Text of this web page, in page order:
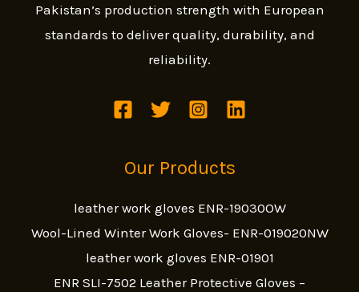
Pakistan’s production strength with European
standards to deliver quality, durability, and
reliability.
Our Products
leather work gloves ENR-19030OW
Wool-Lined Winter Work Gloves- ENR-019020NW
leather work gloves ENR-01901
ENR SLI-7502 Leather Protective Gloves –